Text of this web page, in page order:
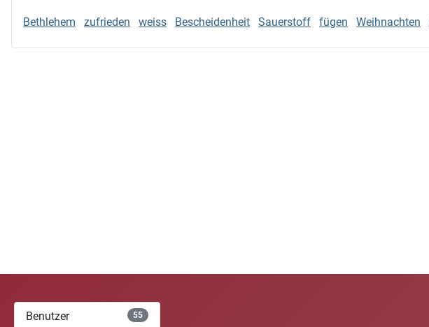
Bethlehem zufrieden weiss Bescheidenheit Sauerstoff fügen Weihnachten
Benutzer 55